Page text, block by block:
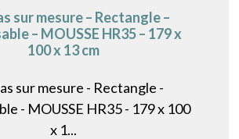
sur mesure – Rectangle –
– MOUSSE HR35 – 179 x
100 x 13 cm
sur mesure - Rectangle -
- MOUSSE HR35 - 179 x 100
x 1...